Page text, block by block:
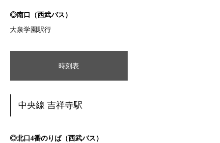
◎南口（西武バス）
大泉学園駅行
時刻表
中央線 吉祥寺駅
◎北口4番のりば（西武バス）